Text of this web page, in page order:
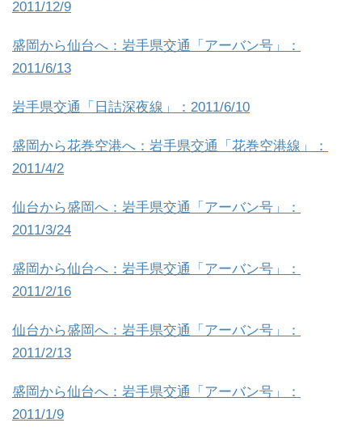
2011/12/9
盛岡から仙台へ：岩手県交通「アーバン号」：
2011/6/13
岩手県交通「日詰深夜線」：2011/6/10
盛岡から花巻空港へ：岩手県交通「花巻空港線」：
2011/4/2
仙台から盛岡へ：岩手県交通「アーバン号」：
2011/3/24
盛岡から仙台へ：岩手県交通「アーバン号」：
2011/2/16
仙台から盛岡へ：岩手県交通「アーバン号」：
2011/2/13
盛岡から仙台へ：岩手県交通「アーバン号」：
2011/1/9